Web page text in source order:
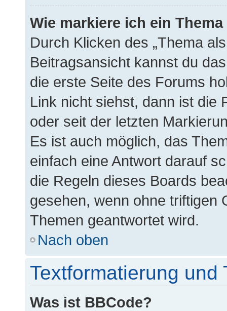
Wie markiere ich ein
Durch Klicken des „Thema
Beitragsansicht kannst du
die erste Seite des Forums
Link nicht siehst, dann ist die
oder seit der letzten
Es ist auch möglich, das
einfach eine Antwort darauf
die Regeln dieses Boards
gesehen, wenn ohne triftigen
Themen geantwortet wird.
Nach oben
Textformatierung und
Was ist BBCode?